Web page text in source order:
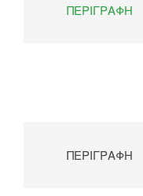
ΠΕΡΙΓΡΑΦΉ
ΠΕΡΙΓΡΑΦΉ